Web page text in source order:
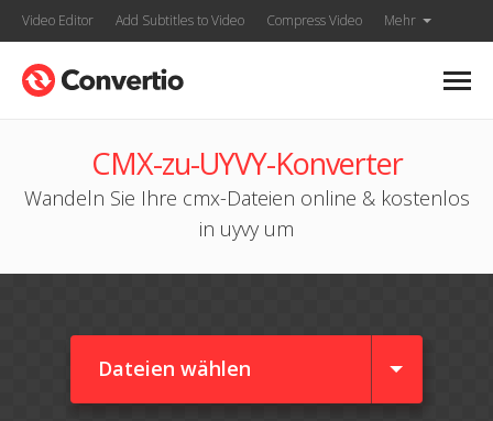
Video Editor Add Subtitles to Video Compress Video Mehr
CMX-zu-UYVY-Konverter
Wandeln Sie Ihre cmx-Dateien online & kostenlos
in uyvy um
Dateien wählen